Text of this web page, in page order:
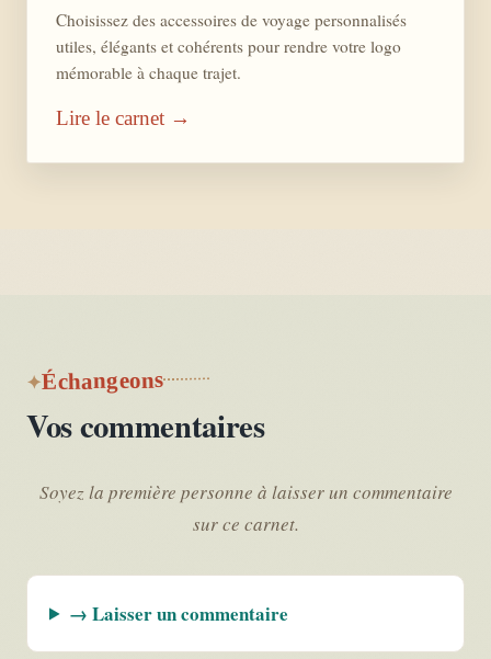
Choisissez des accessoires de voyage personnalisés
utiles, élégants et cohérents pour rendre votre logo
mémorable à chaque trajet.
Lire le carnet →
Échangeons
Vos commentaires
Soyez la première personne à laisser un commentaire
sur ce carnet.
→ Laisser un commentaire